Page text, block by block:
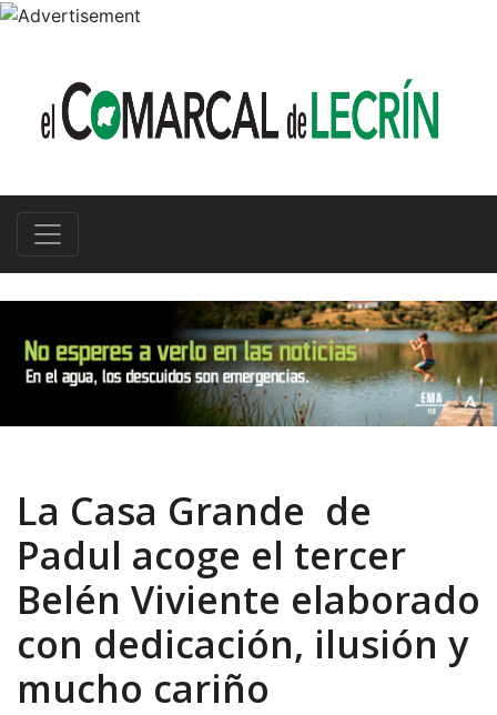
La Casa Grande de
Padul acoge el tercer
Belén Viviente elaborado
con dedicación, ilusión y
mucho cariño